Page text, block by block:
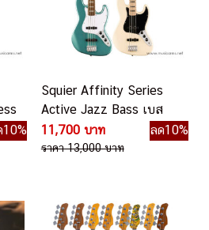
Squier Affinity Series
Active Jazz Bass เบส
ไฟฟ้า
11,700 บาท ลด10%
ราคา 13,000 บาท